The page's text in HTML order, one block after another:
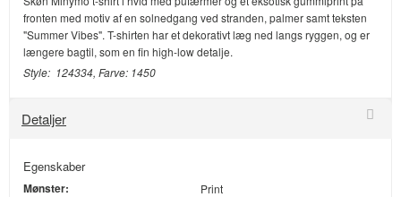
fronten med motiv af en solnedgang ved stranden, palmer samt teksten
"Summer Vibes". T-shirten har et dekorativt læg ned langs ryggen, og er
længere bagtil, som en fin high-low detalje.
Style: 124334, Farve: 1450
Detaljer
Egenskaber
Mønster: Print